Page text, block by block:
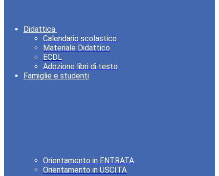
Didattica
Calendario scolastico
Materiale Didattico
ECDL
Adozione libri di testo
Famiglie e studenti
Orientamento in ENTRATA
Orientamento in USCITA